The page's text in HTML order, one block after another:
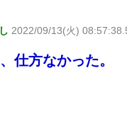
2022/09/13(火)
仕方なかった。